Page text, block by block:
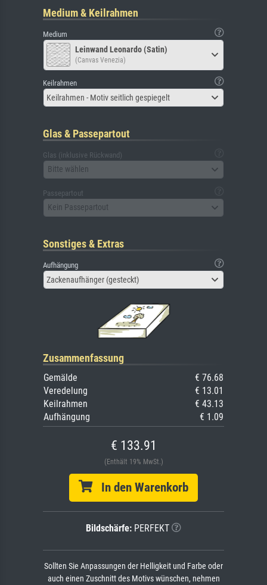
Medium & Keilrahmen
Medium
Leinwand Leonardo (Satin)
(Canvas Venezia)
Keilrahmen
Keilrahmen - Motiv seitlich gespiegelt
Glas & Passepartout
Glas (inklusive Rückwand)
Bitte wählen
Passepartout
Kein Passepartout
Sonstiges & Extras
Aufhängung
Zackenaufhänger (gesteckt)
Zusammenfassung
Gemälde
€ 76.68
Veredelung
€ 13.01
Keilrahmen
€ 43.13
Aufhängung
€ 1.09
€ 133.91
(Enthält 19% MwSt.)
In den Warenkorb
Bildschärfe: PERFEKT
Sollten Sie Anpassungen der Helligkeit und Farbe oder
auch einen Zuschnitt des Motivs wünschen, nehmen